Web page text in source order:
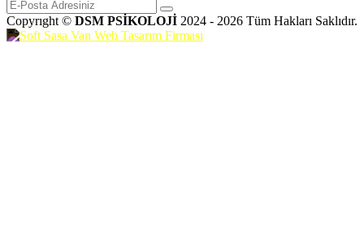
Copyrıght © DSM PSİKOLOJİ 2024 - 2026 Tüm Hakları Saklıdır.